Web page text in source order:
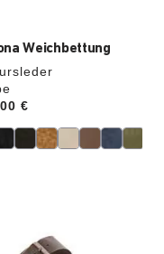
Weichbettung
€